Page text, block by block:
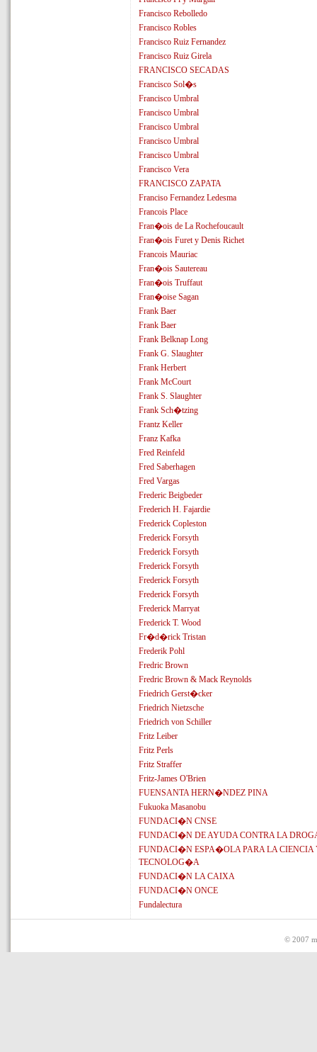
Francisco Rebolledo
Francisco Robles
Francisco Ruiz Fernandez
Francisco Ruiz Girela
FRANCISCO SECADAS
Francisco Sol�s
Francisco Umbral
Francisco Umbral
Francisco Umbral
Francisco Umbral
Francisco Umbral
Francisco Vera
FRANCISCO ZAPATA
Franciso Fernandez Ledesma
Francois Place
Fran�ois de La Rochefoucault
Fran�ois Furet y Denis Richet
Francois Mauriac
Fran�ois Sautereau
Fran�ois Truffaut
Fran�oise Sagan
Frank Baer
Frank Baer
Frank Belknap Long
Frank G. Slaughter
Frank Herbert
Frank McCourt
Frank S. Slaughter
Frank Sch�tzing
Frantz Keller
Franz Kafka
Fred Reinfeld
Fred Saberhagen
Fred Vargas
Frederic Beigbeder
Frederich H. Fajardie
Frederick Copleston
Frederick Forsyth
Frederick Forsyth
Frederick Forsyth
Frederick Forsyth
Frederick Forsyth
Frederick Marryat
Frederick T. Wood
Fr�d�rick Tristan
Frederik Pohl
Fredric Brown
Fredric Brown & Mack Reynolds
Friedrich Gerst�cker
Friedrich Nietzsche
Friedrich von Schiller
Fritz Leiber
Fritz Perls
Fritz Straffer
Fritz-James O'Brien
FUENSANTA HERN�NDEZ PINA
Fukuoka Masanobu
FUNDACI�N CNSE
FUNDACI�N DE AYUDA CONTRA LA
FUNDACI�N ESPA�OLA PARA LA CIENCIA
TECNOLOG�A
FUNDACI�N LA CAIXA
FUNDACI�N ONCE
Fundalectura
© 2007